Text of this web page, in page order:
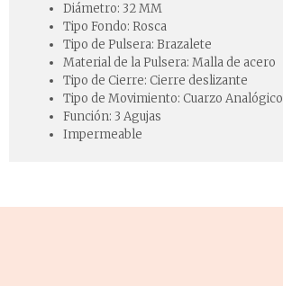
Diámetro: 32 MM
Tipo Fondo: Rosca
Tipo de Pulsera: Brazalete
Material de la Pulsera: Malla de acero
Tipo de Cierre: Cierre deslizante
Tipo de Movimiento: Cuarzo Analógico
Función: 3 Agujas
Impermeable